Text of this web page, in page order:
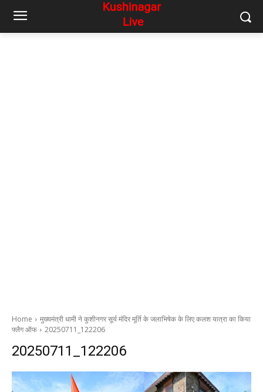
Home
मुख्यमंत्री धामी ने कुशीनगर सूर्य मंदिर मूर्ति के जलाभिषेक के लिए कलश यात्रा का किया
फ्लैग ऑफ
20250711_122206
20250711_122206